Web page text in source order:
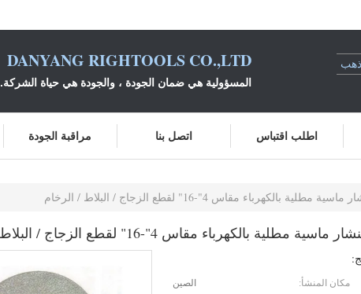
DANYANG RIGHTOOLS CO.,LTD
المسؤولية هي ضمان الجودة ، والجودة هي حياة الشركة.
مراقبة الجودة اتصل بنا اطلب اقتباس
بالكهرباء مقاس 4"-16" لقطع الزجاج / البلاط / الرخام
مطلية بالكهرباء مقاس 4"-16" لقطع الزجاج / البلاط / الرخام
مكان المنشأ: الصين